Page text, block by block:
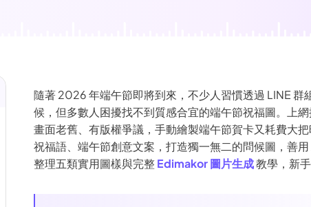
隨著 2026 年端午節即將到來，不少人習慣透過 LINE 群
候，但多數人困擾找不到質感合宜的端午節祝福圖。上
畫面老舊、有版權爭議，手動繪製端午節賀卡又耗費大
祝福語、端午節創意文案，打造獨一無二的問候圖，善
整理五類實用圖樣與完整Edimakor 圖片生成教學，新